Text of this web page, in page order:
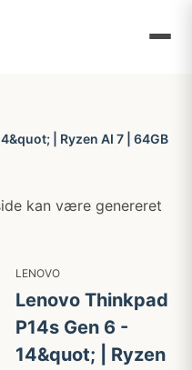
| Ryzen AI 7 | 64GB
kan være genereret
LENOVO
Lenovo Thinkpad
P14s Gen 6 -
14&quot; | Ryzen